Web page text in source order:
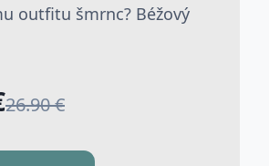
outfitu šmrnc? Béžový
26.90 €